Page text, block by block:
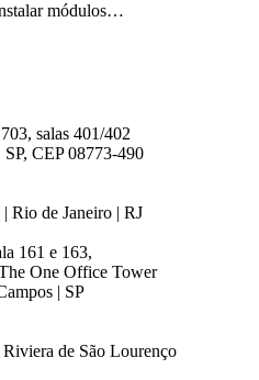
módulos…
salas 401/402
CEP 08773-490
Rio de Janeiro | RJ
161 e 163,
One Office Tower
| SP
Riviera de São Lourenço